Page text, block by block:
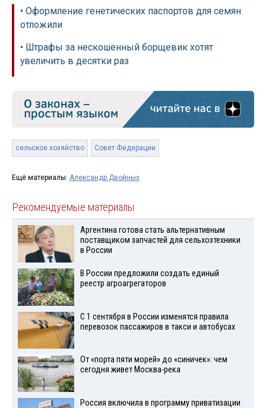
• Оформление генетических паспортов для семян
отложили
• Штрафы за нескошенный борщевик хотят
увеличить в десятки раз
сельское хозяйство Совет Федерации
Ещё материалы: Александр Двойных
Рекомендуемые материалы
Аргентина готова стать альтернативным
поставщиком запчастей для сельхозтехники
в России
В России предложили создать единый
реестр агроагрегаторов
С 1 сентября в России изменятся правила
перевозок пассажиров в такси и автобусах
От «порта пяти морей» до «синичек»: чем
сегодня живет Москва-река
Россия включила в программу приватизации